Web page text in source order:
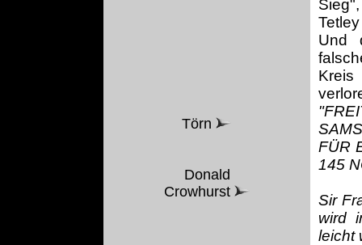
Törn
Donald
Crowhurst
Und
FÜR
145
Sir
wird
leicht